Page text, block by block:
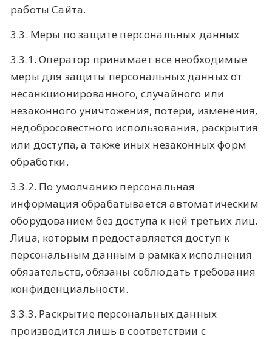
работы Сайта.
3.3. Меры по защите персональных данных
3.3.1. Оператор принимает все необходимые
меры для защиты персональных данных от
несанкционированного, случайного или
незаконного уничтожения, потери, изменения,
недобросовестного использования, раскрытия
или доступа, а также иных незаконных форм
обработки.
3.3.2. По умолчанию персональная
информация обрабатывается автоматическим
оборудованием без доступа к ней третьих лиц.
Лица, которым предоставляется доступ к
персональным данным в рамках исполнения
обязательств, обязаны соблюдать требования
конфиденциальности.
3.3.3. Раскрытие персональных данных
производится лишь в соответствии с